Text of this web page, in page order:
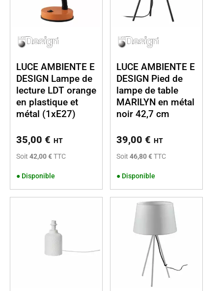
LUCE AMBIENTE E
DESIGN Lampe de
lecture LDT orange
en plastique et
métal (1xE27)
35,00 € HT
Soit 42,00 €TTC
● Disponible
LUCE AMBIENTE E
DESIGN Pied de
lampe de table
MARILYN en métal
noir 42,7 cm
39,00 € HT
Soit 46,80 €TTC
● Disponible